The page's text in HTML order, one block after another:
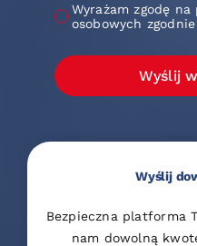
Wyrażam zgodę
osobowych
Wyślij
Wyślij
Bezpieczna platforma
nam dowolną